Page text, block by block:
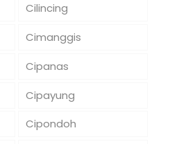
Cilincing
Cimanggis
Cipanas
Cipayung
Cipondoh